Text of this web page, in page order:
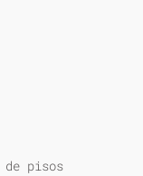
pisos